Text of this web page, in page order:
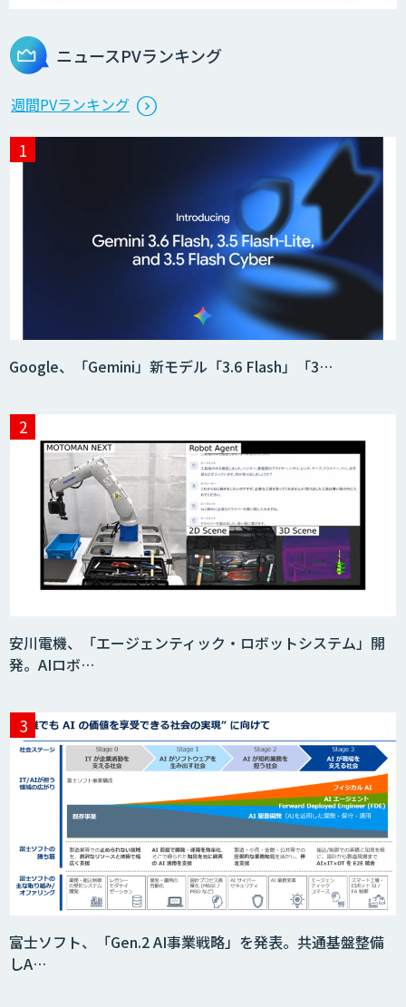
ニュースPVランキング
週間PVランキング
Google、「Gemini」新モデル「3.6 Flash」「3…
安川電機、「エージェンティック・ロボットシステム」開
発。AIロボ…
富士ソフト、「Gen.2 AI事業戦略」を発表。共通基盤整備
しA…